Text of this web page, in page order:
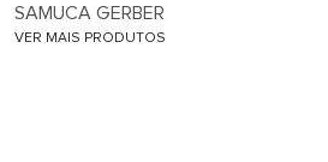
SAMUCA GERBER
VER MAIS PRODUTOS